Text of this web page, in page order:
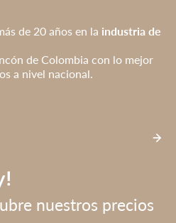
de 20 años en la industria de
de Colombia con lo mejor
a nivel nacional.
nuestros precios